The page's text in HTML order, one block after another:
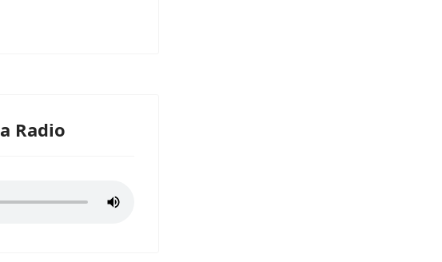
Radio